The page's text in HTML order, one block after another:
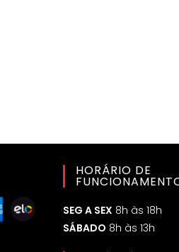
HORÁRIO DE
SEG A SEX 8h às 18h
SÁBADO 8h às 13h